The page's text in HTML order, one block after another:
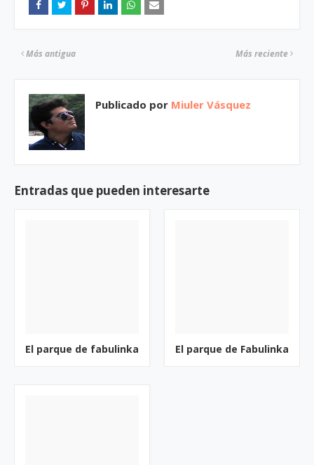
Más reciente
Más antigua
Publicado por Miuler Vásquez
Entradas que pueden interesarte
El parque de fabulinka El parque de Fabulinka